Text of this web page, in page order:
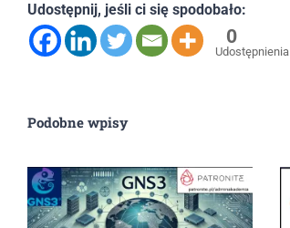
Udostępnij, jeśli ci się spodobało:
0
Udostępnienia
Podobne wpisy